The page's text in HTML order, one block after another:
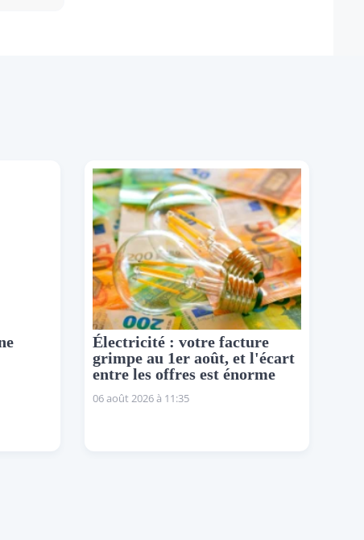
Électricité : votre facture
grimpe au 1er août, et l'écart
entre les offres est énorme
06 août 2026 à 11:35